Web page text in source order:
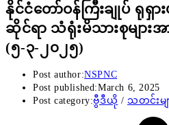
နိုင်ငံတော်ဝန်ကြီးချုပ် ရုရှာ
ဆိုင်ရာ သံရုံးမိသားစုများ
(၅-၃-၂၀၂၅)
Post author:NSPNC
Post published:March 6, 2025
Post category:ဗွီဒီယို / သတင်းမျ